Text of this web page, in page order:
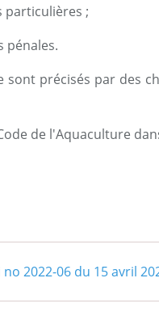
particulières ;
pénales.
sont précisés par des
de l'Aquaculture